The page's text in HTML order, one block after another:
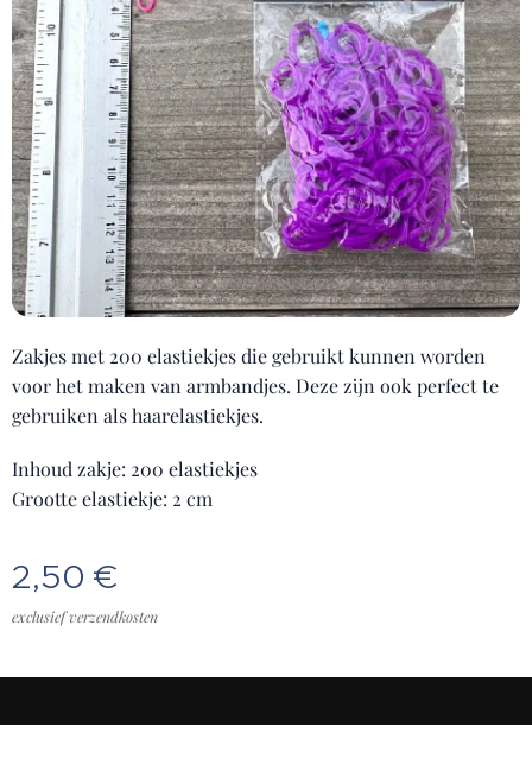
Zakjes met 200 elastiekjes die gebruikt kunnen worden
voor het maken van armbandjes. Deze zijn ook perfect te
gebruiken als haarelastiekjes.
Inhoud zakje: 200 elastiekjes
Grootte elastiekje: 2 cm
2,50 €
exclusief verzendkosten